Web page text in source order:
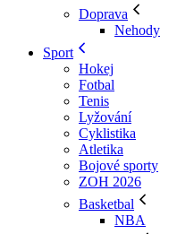
Doprava
Nehody
Sport
Hokej
Fotbal
Tenis
Lyžování
Cyklistika
Atletika
Bojové sporty
ZOH 2026
Basketbal
NBA